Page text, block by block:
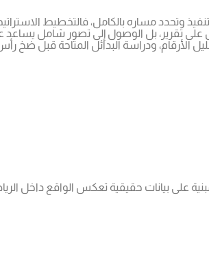
وتحدد مساره بالكامل، فالتخطيط
تقرير، بل الوصول إلى تصور شامل يساعد
الأرقام، ودراسة البدائل المتاحة قبل ضخ
على بيانات حقيقية تعكس الواقع داخل